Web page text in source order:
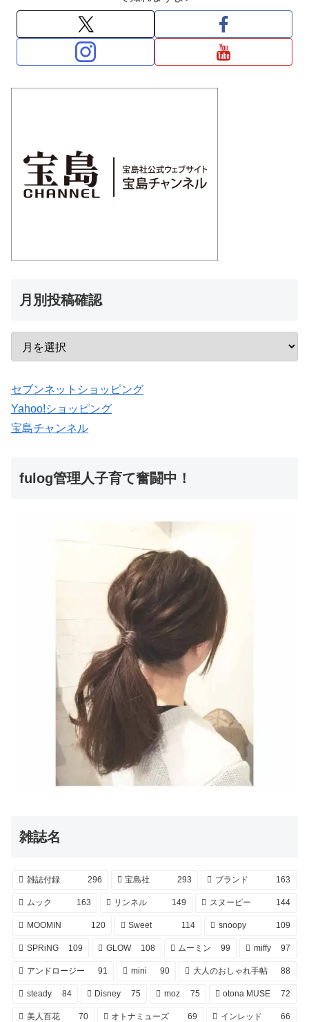
月別投稿確認
セブンネットショッピング
Yahoo!ショッピング
宝島チャンネル
fulog管理人子育て奮闘中！
雑誌名
雑誌付録 296 宝島社 293 ブランド 163
ムック 163 リンネル 149 スヌーピー 144
MOOMIN 120 Sweet 114 snoopy 109
SPRiNG 109 GLOW 108 ムーミン 99 miffy 97
アンドロージー 91 mini 90 大人のおしゃれ手帖 88
steady 84 Disney 75 moz 75 otona MUSE 72
美人百花 70 オトナミューズ 69 インレッド 66